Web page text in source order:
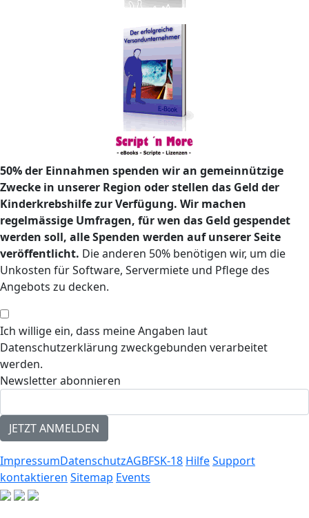
50% der Einnahmen spenden wir an gemeinnützige
Zwecke in unserer Region oder stellen das Geld der
Kinderkrebshilfe zur Verfügung. Wir machen
regelmässige Umfragen, für wen das Geld gespendet
werden soll, alle Spenden werden auf unserer Seite
veröffentlicht. Die anderen 50% benötigen wir, um die
Unkosten für Software, Servermiete und Pflege des
Angebots zu decken.
Ich willige ein, dass meine Angaben laut
Datenschutzerklärung zweckgebunden verarbeitet
werden.
Newsletter abonnieren
ImpressumDatenschutzAGBFSK-18 HilfeSupport
kontaktieren Sitemap Events